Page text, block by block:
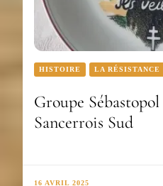
HISTOIRE LA RÉSISTANCE
Groupe
Sancerrois Sud
16 AVRIL 2025